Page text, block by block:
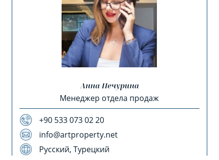
Анна Печурина
Менеджер отдела продаж
+90 533 073 02 20
info@artproperty.net
Русский, Турецкий